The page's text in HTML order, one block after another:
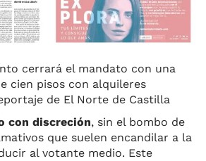
cerrará el mandato con una
cien pisos con alquileres
de El Norte de Castilla
con discreción, sin el bombo de
que suelen encandilar a la
al votante medio. Este